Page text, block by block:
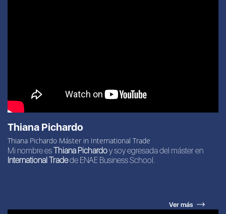
Thiana Pichardo
Thiana Pichardo Máster in International Trade
Mi nombre esThiana Pichardoy soy egresada del máster en
International Tradede ENAE Business School.
Ver más